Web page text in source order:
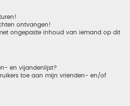
ontvangen!
ongepaste inhoud van iemand op dit
en vijandenlijst?
toe aan mijn vrienden- en/of